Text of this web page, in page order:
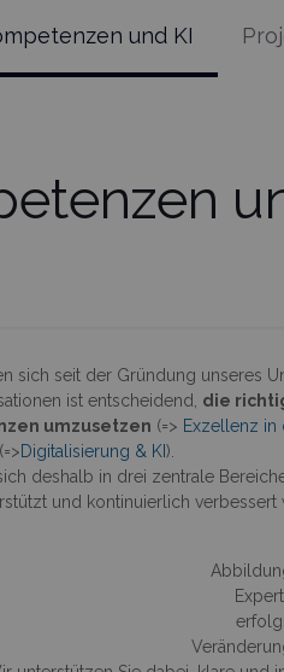
und KI
sich seit der Gründung unseres
ist entscheidend, die
umzusetzen (=> Exzellenz
(=>Digitalisierung & KI).
deshalb in drei zentrale
und kontinuierlich verbessert